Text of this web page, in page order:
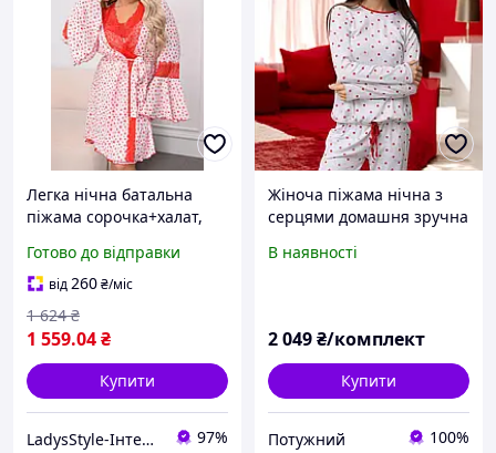
Легка нічна батальна
піжама сорочка+халат,
Готово до відправки
від260₴/міс
1 559.04₴
1 624 ₴
Купити
LadysStyle-Інтернет магазин жіночого одягу 97%
Жіноча піжама нічна з
серцями домашня зручна
В наявності
2 049₴/комплект
Купити
Потужний 100%